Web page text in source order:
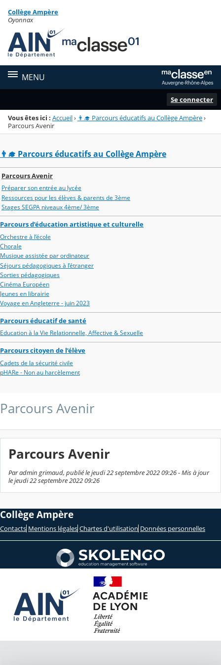
Menu de la rubrique
Contenu
Collège Ampère
Oyonnax
MENU
Se connecter
Vous êtes ici : Accueil› 👨‍🎓 Parcours éducatifs au Collège Ampère›
Parcours Avenir
👨‍🎓 Parcours éducatifs au Collège Ampère
Parcours Avenir
Préparer son entrée au lycée
Ressources pour les élèves & parents de 3ème
Stages SEGPA niveaux 4ème/ 3ème
Parcours d’éducation artistique et culturelle
Orchestre à l’école
Chorale
Musique assistée par ordinateur
Séjours pédagogiques à l’étranger
Sorties pédagogiques
Cinéma Européen
Jeunes en librairie
Voyage en Angleterre - juin 2023
Parcours éducatif de santé
Education à la Vie Relationnelle, Affective & Sexuelle
Parcours citoyen de l’élève
Cadets de la sécurité civile
pHARe - Non au harcèlement
Parcours Avenir
Parcours Avenir
Par admin grimaud, publié le jeudi 22 septembre 2022 09:26 - Mis à jour
le jeudi 22 septembre 2022 09:26
Collège Ampère
Contacts Mentions légales Chartes d'utilisation Données personnelles